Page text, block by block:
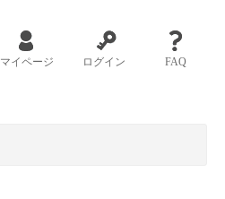
マイページ ログイン FAQ